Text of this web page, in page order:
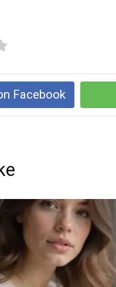
Facebook